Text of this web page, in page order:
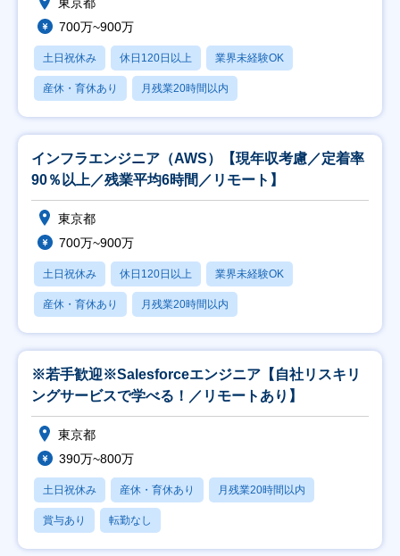
700万~900万
土日祝休み 休日120日以上 業界未経験OK
産休・育休あり 月残業20時間以内
インフラエンジニア（AWS）【現年収考慮／定着率
90％以上／残業平均6時間／リモート】
東京都
700万~900万
土日祝休み 休日120日以上 業界未経験OK
産休・育休あり 月残業20時間以内
※若手歓迎※Salesforceエンジニア【自社リスキリ
ングサービスで学べる！／リモートあり】
東京都
390万~800万
土日祝休み 産休・育休あり 月残業20時間以内
賞与あり 転勤なし